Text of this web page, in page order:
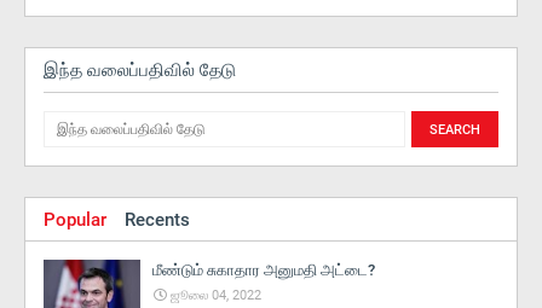
இந்த வலைப்பதிவில் தேடு
Popular Recents
மீண்டும் சுகாதார அனுமதி அட்டை?
ஜூலை 04, 2022